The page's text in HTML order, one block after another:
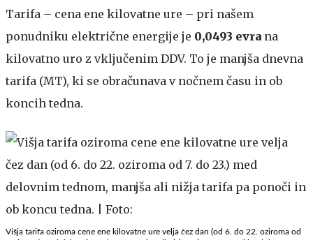
Tarifa – cena ene kilovatne ure – pri našem
ponudniku električne energije je 0,0493 evra na
kilovatno uro z vključenim DDV. To je manjša dnevna
tarifa (MT), ki se obračunava v nočnem času in ob
koncih tedna.
Višja tarifa oziroma cene ene kilovatne ure velja čez dan (od 6. do 22. oziroma od